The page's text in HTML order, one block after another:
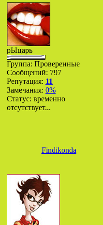
рЫцарь
Группа: Проверенные
Сообщений: 797
Репутация: 11
Замечания: 0%
Статус: временно
отсутствует...
Findikonda